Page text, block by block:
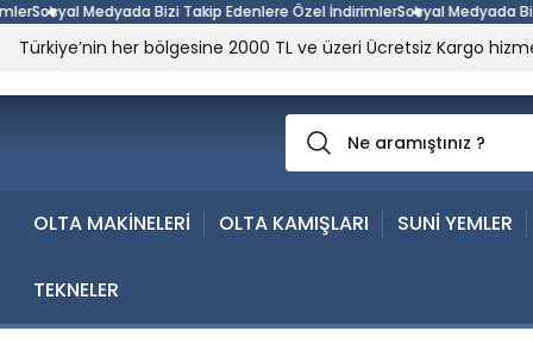
Medyada Bizi Takip Edenlere Özel İndirimlerSosyal Medyada Bizi
Türkiye’nin her bölgesine 2000 TL ve üzeri Ücretsiz Kargo
OLTA MAKİNELERİ OLTA KAMIŞLARI SUNİ YEMLER
TEKNELER